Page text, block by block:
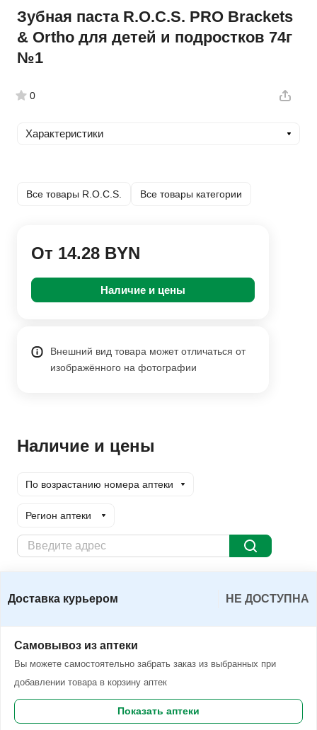
Зубная паста R.O.C.S. PRO Brackets
& Ortho для детей и подростков 74г
№1
0
Характеристики
Все товары R.O.C.S. Все товары категории
От 14.28 BYN
Наличие и цены
Внешний вид товара может отличаться от
изображённого на фотографии
Наличие и цены
По возрастанию номера аптеки
Регион аптеки
Доставка курьером Заказать
Доставка курьером НЕ ДОСТУПНА
Самовывоз из аптеки
Вы можете самостоятельно забрать заказ из выбранных при
добавлении товара в корзину аптек
Показать аптеки